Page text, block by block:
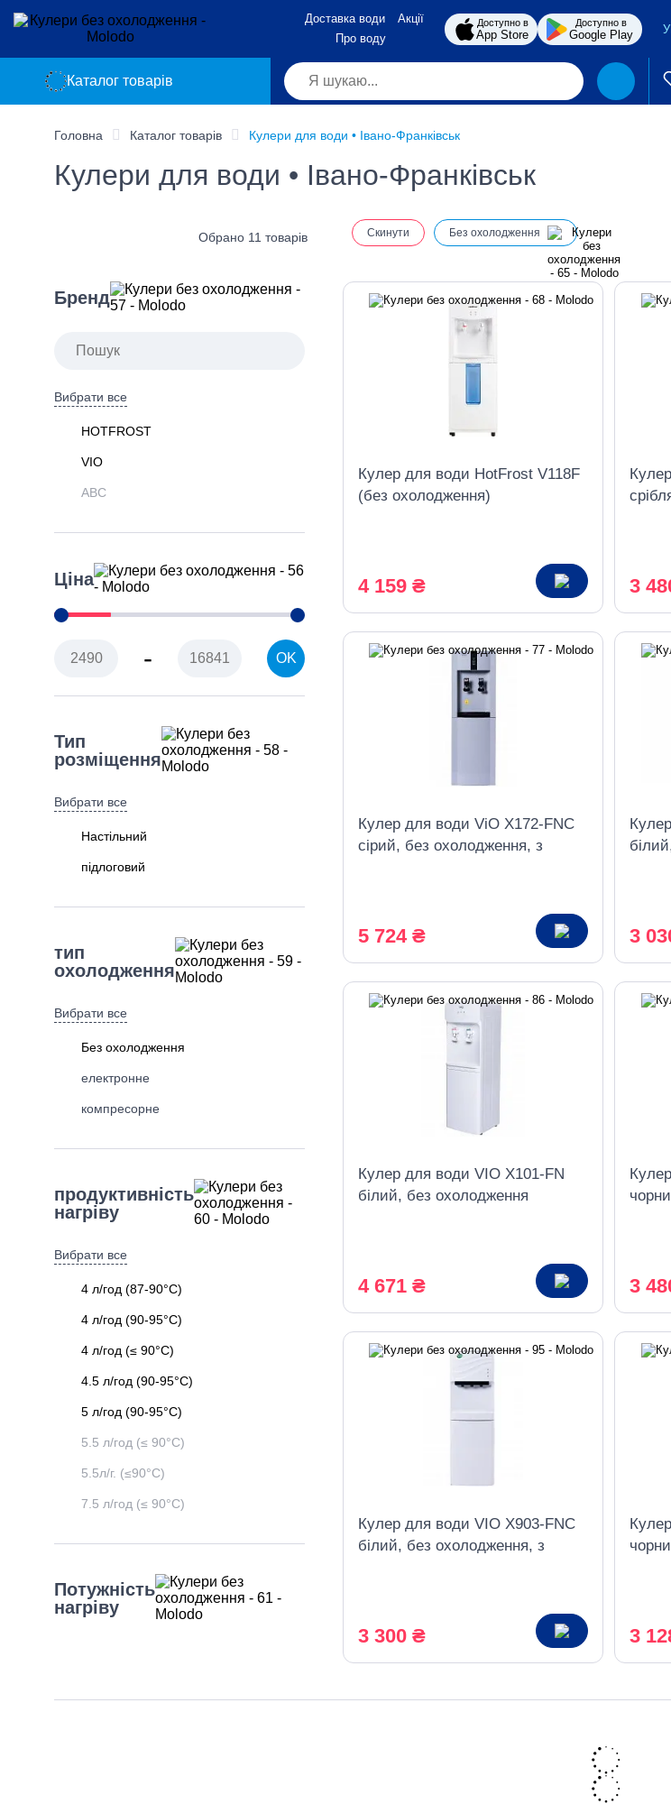
Доставка води
Акції
Про воду
Доступно в
App Store
Доступно в
Google Play
Каталог товарів
Головна Каталог товарів Кулери для води • Івано-Франківськ
Кулери для води • Івано-Франківськ
Ціна
- OK
Бренд
Вибрати все
HOTFROST
VIO
АВС
Тип
розміщення
Вибрати все
Настільний
підлоговий
тип
охолодження
Вибрати все
Без охолодження
електронне
компресорне
продуктивність
нагріву
Вибрати все
4 л/год (87-90°C)
4 л/год (90-95°C)
4 л/год (≤ 90°C)
4.5 л/год (90-95°C)
5 л/год (90-95°C)
5.5 л/год (≤ 90°C)
5.5л/г. (≤90°C)
7.5 л/год (≤ 90°C)
Потужність
нагріву
Обрано 11 товарів Скинути Без охолодження
Кулер для води HotFrost V118F
(без охолодження)
4 159 ₴ 3
Кулер для води ViO X172-FNC
сірий, без охолодження, з
5 724 ₴ 3
Кулер для води VIO X101-FN
білий, без охолодження
4 671 ₴ 3
Кулер для води VIO X903-FNC
білий, без охолодження, з
3 300 ₴ 3